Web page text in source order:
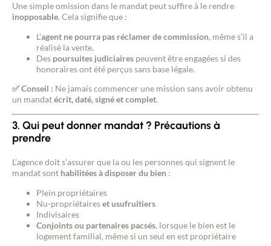
Une simple omission dans le mandat peut suffire à le rendre
inopposable. Cela signifie que :
L’agent ne pourra pas réclamer de commission, même s’il a
réalisé la vente,
Des poursuites judiciaires peuvent être engagées si des
honoraires ont été perçus sans base légale.
✅ Conseil : Ne jamais commencer une mission sans avoir obtenu
un mandatécrit, daté, signé et complet.
3. Qui peut donner mandat ? Précautions à
prendre
L’agence doit s’assurer que la ou les personnes qui signent le
mandat sont habilitées à disposer du bien :
Plein propriétaires
Nu-propriétaireset usufruitiers
Indivisaires
Conjoints ou partenaires pacsés, lorsque le bien est le
logement familial, même si un seul en est propriétaire